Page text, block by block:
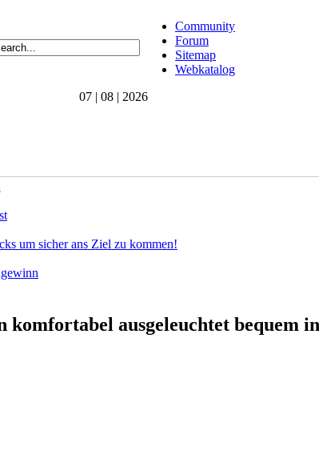
Community
Forum
Sitemap
Webkatalog
07 | 08 | 2026
um sicher ans Ziel zu kommen!
ausgeleuchtet bequem